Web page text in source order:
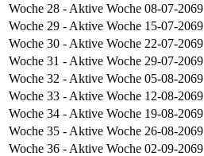
Woche 28 - Aktive Woche 08-07-2069
Woche 29 - Aktive Woche 15-07-2069
Woche 30 - Aktive Woche 22-07-2069
Woche 31 - Aktive Woche 29-07-2069
Woche 32 - Aktive Woche 05-08-2069
Woche 33 - Aktive Woche 12-08-2069
Woche 34 - Aktive Woche 19-08-2069
Woche 35 - Aktive Woche 26-08-2069
Woche 36 - Aktive Woche 02-09-2069